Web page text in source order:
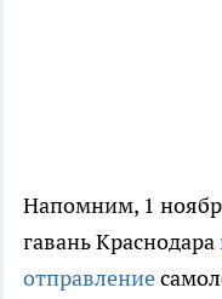
Напомним, 1
гавань Краснодара
отправление